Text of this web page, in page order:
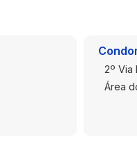
2º Via
Área